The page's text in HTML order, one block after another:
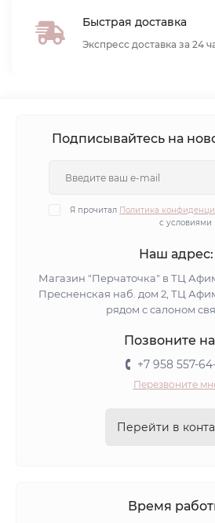
Быстрая доставка
Экспресс доставка за 24
Подписывайтесь на
Я прочитал Политика
с условиями
Наш адрес:
Магазин "Перчаточка" в ТЦ
Пресненская наб. дом 2, ТЦ
рядом с салоном
Позвоните
+7 958 557-
Перезвоните
Перейти в
Время